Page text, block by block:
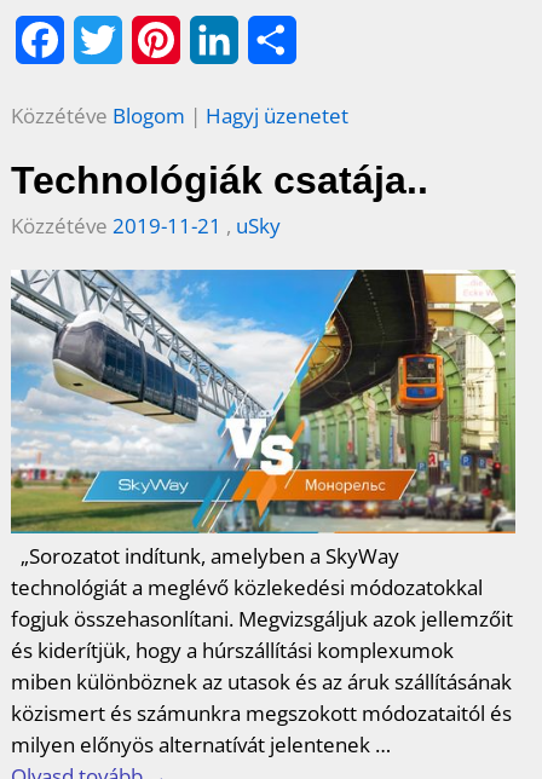
e
b
o
o
k
t
t
e
r
t
e
r
e
s
t
n
k
e
I
n
z
e
g
Közzétéve Blogom | Hagyj üzenetet
Technológiák csatája..
Közzétéve 2019-11-21 , uSky
„Sorozatot indítunk, amelyben a SkyWay
technológiát a meglévő közlekedési módozatokkal
fogjuk összehasonlítani. Megvizsgáljuk azok jellemzőit
és kiderítjük, hogy a húrszállítási komplexumok
miben különböznek az utasok és az áruk szállításának
közismert és számunkra megszokott módozataitól és
milyen előnyös alternatívát jelentenek …